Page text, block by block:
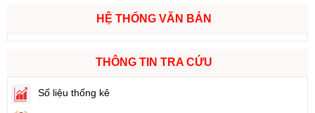
HỆ THỐNG VĂN BẢN
THÔNG TIN TRA CỨU
Số liệu thống kê